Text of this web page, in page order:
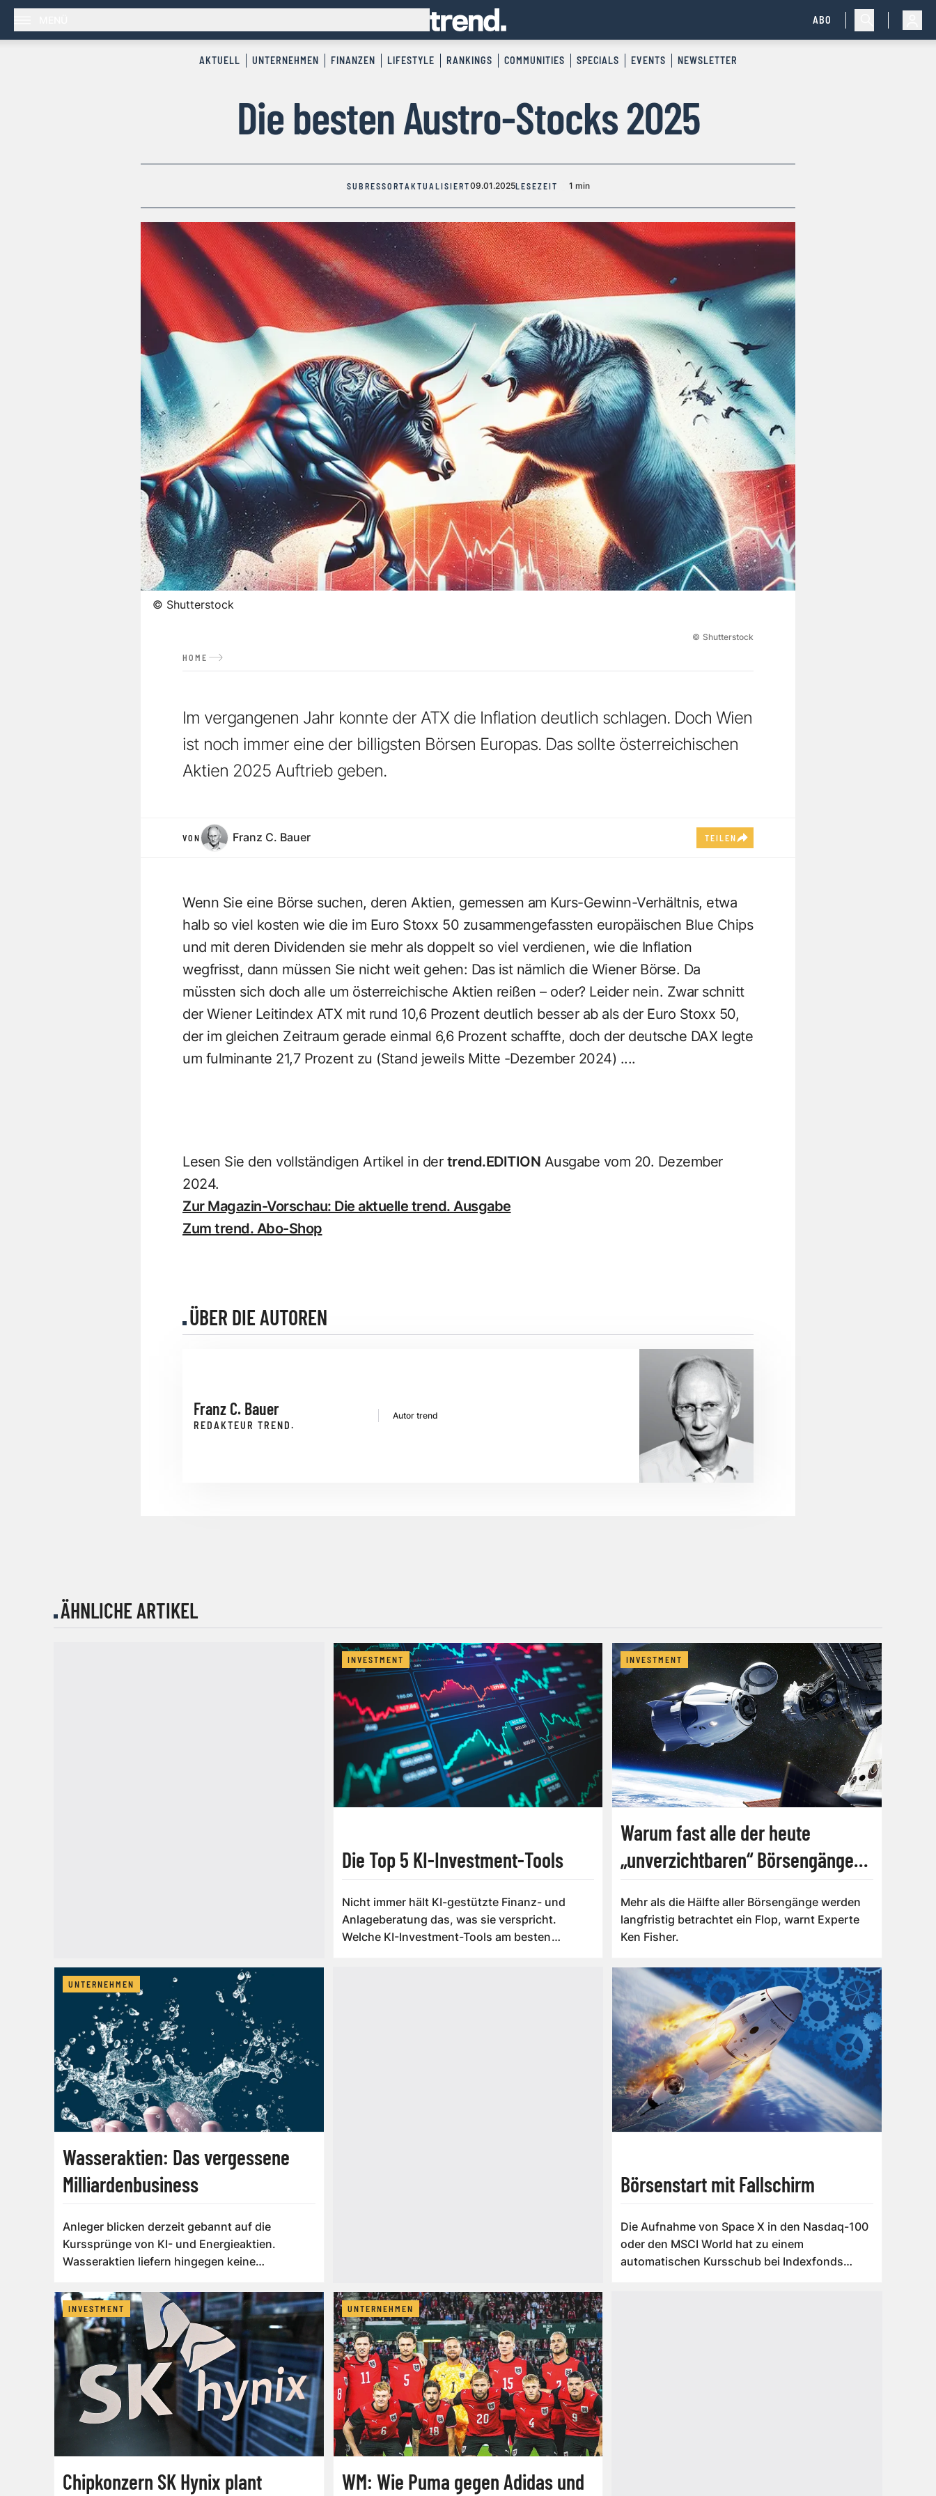
ABO
AKTUELL UNTERNEHMEN FINANZEN LIFESTYLE RANKINGS COMMUNITIES SPECIALS EVENTS NEWSLETTER
Die besten Austro-Stocks 2025
SUBRESSORTAKTUALISIERT09.01.2025LESEZEIT 1 min
© Shutterstock
© Shutterstock
HOME
Im vergangenen Jahr konnte der ATX die Inflation deutlich schlagen. Doch Wien
ist noch immer eine der billigsten Börsen Europas. Das sollte österreichischen
Aktien 2025 Auftrieb geben.
VON Franz C. Bauer TEILEN
Wenn Sie eine Börse suchen, deren Aktien, gemessen am Kurs-Gewinn-Verhältnis, etwa
halb so viel kosten wie die im Euro Stoxx 50 zusammengefassten europäischen Blue Chips
und mit deren Dividenden sie mehr als doppelt so viel verdienen, wie die Inflation
wegfrisst, dann müssen Sie nicht weit gehen: Das ist nämlich die Wiener Börse. Da
müssten sich doch alle um österreichische Aktien reißen – oder? Leider nein. Zwar schnitt
der Wiener Leitindex ATX mit rund 10,6 Prozent deutlich besser ab als der Euro Stoxx 50,
der im gleichen Zeitraum gerade einmal 6,6 Prozent schaffte, doch der deutsche DAX legte
um fulminante 21,7 Prozent zu (Stand jeweils Mitte -Dezember 2024) ....
Lesen Sie den vollständigen Artikel in der trend.EDITION Ausgabe vom 20. Dezember
2024.
Zur Magazin-Vorschau: Die aktuelle trend. Ausgabe
Zum trend. Abo-Shop
ÜBER DIE AUTOREN
Franz C. Bauer
REDAKTEUR TREND.
Autor trend
ÄHNLICHE ARTIKEL
INVESTMENT
Die Top 5 KI-Investment-Tools
Nicht immer hält KI-gestützte Finanz- und
Anlageberatung das, was sie verspricht.
Welche KI-Investment-Tools am besten
INVESTMENT
Warum fast alle der heute
„unverzichtbaren“ Börsengänge
Mehr als die Hälfte aller Börsengänge werden
langfristig betrachtet ein Flop, warnt Experte
Ken Fisher.
UNTERNEHMEN
Wasseraktien: Das vergessene
Milliardenbusiness
Anleger blicken derzeit gebannt auf die
Kurssprünge von KI- und Energieaktien.
Wasseraktien liefern hingegen keine
Börsenstart mit Fallschirm
Die Aufnahme von Space X in den Nasdaq-100
oder den MSCI World hat zu einem
auto­matischen Kursschub bei Indexfonds
INVESTMENT
Chipkonzern SK Hynix plant
UNTERNEHMEN
WM: Wie Puma gegen Adidas und